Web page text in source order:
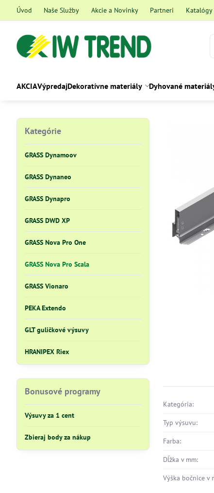
Úvod Naše Služby Akcie a Novinky Partneri
AKCIAVýpredajDekoratívne materiály Dyhované
Kategória:
Typ výsuvu:
Farba:
Dĺžka v mm:
Výška bočnice v
Kategórie
GRASS Dynamoov
GRASS Dynaneo
GRASS Dynapro
GRASS DWD XP
GRASS Nova Pro One
GRASS Nova Pro Scala
GRASS Vionaro
PEKA Extendo
GLT guličkové výsuvy
HRANIPEX Riex
Bonusové programy
Výsuvy za 1 cent
Zbieraj body za nákup